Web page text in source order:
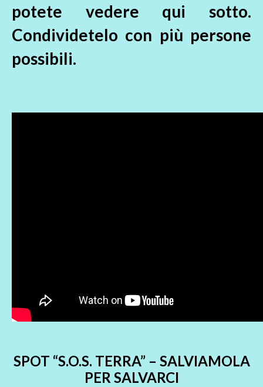
potete vedere qui sotto.
Condividetelo con più persone
possibili.
SPOT “S.O.S. TERRA” – SALVIAMOLA
PER SALVARCI